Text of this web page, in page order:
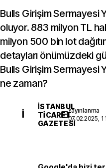
Bulls Girişim Sermayesi
oluyor. 883 milyon TL
milyon 500 bin lot
detayları önümüzdeki
Bulls Girişim Sermayesi
ne zaman?
İ
İSTANBUL
TICARET
GAZETESI
Yayınlanma
07.02.2025,